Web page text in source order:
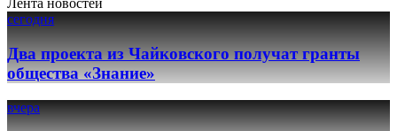
Лента новостей
сегодня
Два проекта из Чайковского получат гранты
общества «Знание»
вчера